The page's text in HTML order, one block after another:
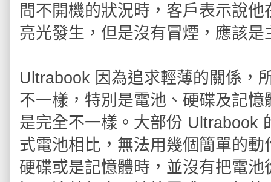
問不開機的狀況時，客戶表示說
亮光發生，但是沒有冒煙，應該
Ultrabook 因為追求輕薄的關係，
不一樣，特別是電池、硬碟及記
是完全不一樣。大部份 Ultrabook
式電池相比，無法用幾個簡單的
硬碟或是記憶體時，並沒有把電